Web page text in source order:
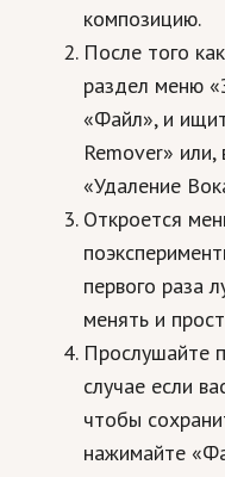
композицию.
После того
раздел меню
«Файл», и
Remover» или,
«Удаление
Откроется
первого раза
менять и
Прослушайте
случае если
чтобы
нажимайте